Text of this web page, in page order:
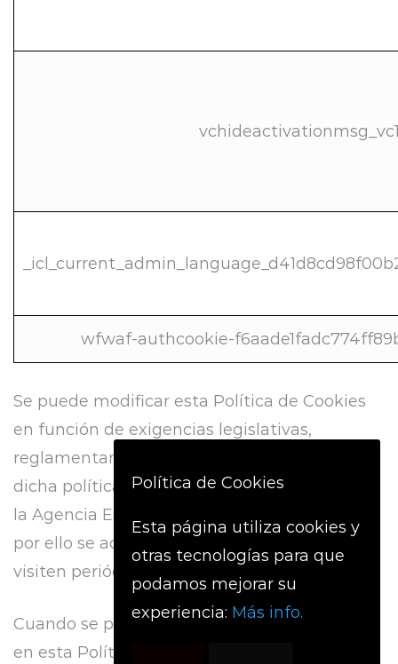
wfwaf-authcookie-
Se puede modificar esta Política de Cookies
en función de exigencias legislativas,
reglamentarias, o con la finalidad de adaptar
dicha política a las instrucciones dictadas por
la Agencia Española de Protección de Datos,
por ello se aconseja a los Usuarios que la
visiten periódicamente.
Cuando se produzcan cambios significativos
en esta Política de Cookies, se comunicarán a
Política de Cookies
Esta página utiliza cookies y
otras tecnologías para que
podamos mejorar su
experiencia: Más info.